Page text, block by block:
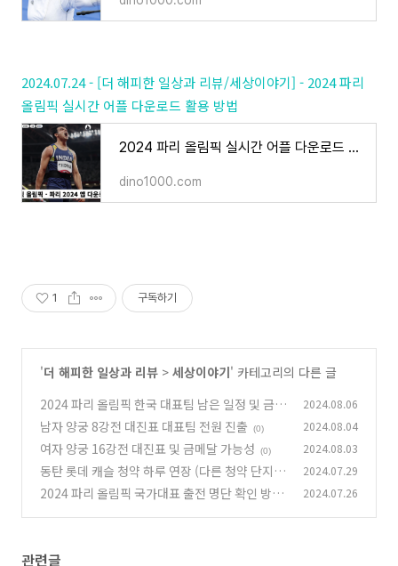
2024.07.24 - [더 해피한 일상과 리뷰/세상이야기] - 2024 파리
올림픽 실시간 어플 다운로드 활용 방법
2024 파리 올림픽 실시간 어플 다운로드 활용 방법
dino1000.com
1 구독하기
'더 해피한 일상과 리뷰 > 세상이야기' 카테고리의 다른 글
2024 파리 올림픽 한국 대표팀 남은 일정 및 금메
달 가능 종목 (0)
2024.08.06
남자 양궁 8강전 대진표 대표팀 전원 진출 (0) 2024.08.04
여자 양궁 16강전 대진표 및 금메달 가능성 (0) 2024.08.03
동탄 롯데 캐슬 청약 하루 연장 (다른 청약 단지
금일 23시까지)
(0)
2024.07.29
2024 파리 올림픽 국가대표 출전 명단 확인 방법 2024.07.26
관련글